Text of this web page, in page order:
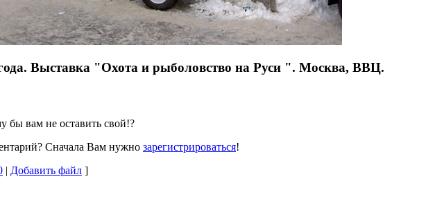
Выставка "Охота и рыболовство на Руси ". Москва, ВВЦ.
бы вам не оставить свой!?
Сначала Вам нужно зарегистрироваться!
| Добавить файл ]